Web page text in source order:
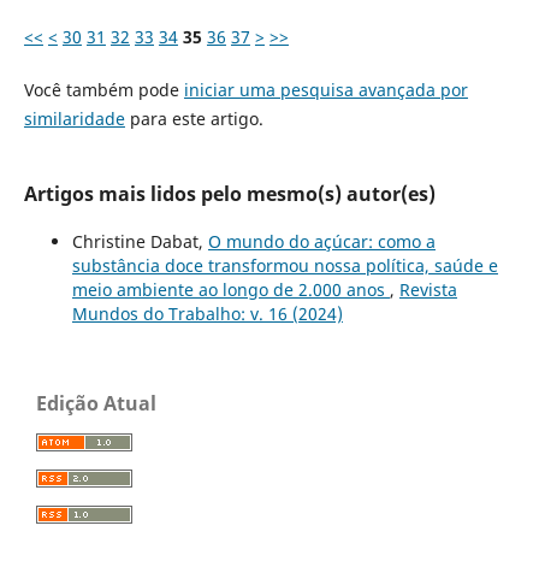
<< < 30 31 32 33 34 35 36 37 > >>
Você também pode iniciar uma pesquisa avançada por
similaridadepara este artigo.
Artigos mais lidos pelo mesmo(s) autor(es)
Christine Dabat, O mundo do açúcar: como a
substância doce transformou nossa política, saúde e
meio ambiente ao longo de 2.000 anos , Revista
Mundos do Trabalho: v. 16 (2024)
Edição Atual